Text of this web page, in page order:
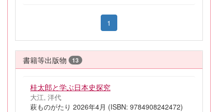
1
書籍等出版物 13
桂太郎と学ぶ日本史探究
大江, 洋代
萩ものがたり 2026年4月 (ISBN: 9784908242472)